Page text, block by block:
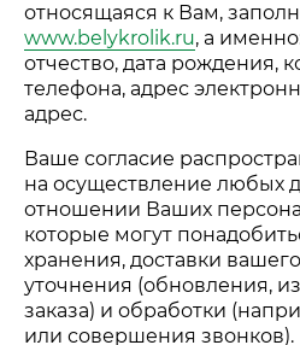
относящаяся к Вам,
www.belykrolik.ru, а
отчество, дата рождения,
телефона, адрес
адрес.
Ваше согласие
на осуществление любых
отношении Ваших
которые могут
хранения, доставки
уточнения (обновления,
заказа) и обработки
или совершения звонков).